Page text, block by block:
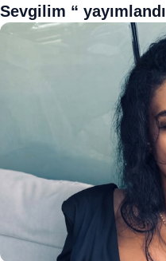
Sevgilim “ yayımlandı